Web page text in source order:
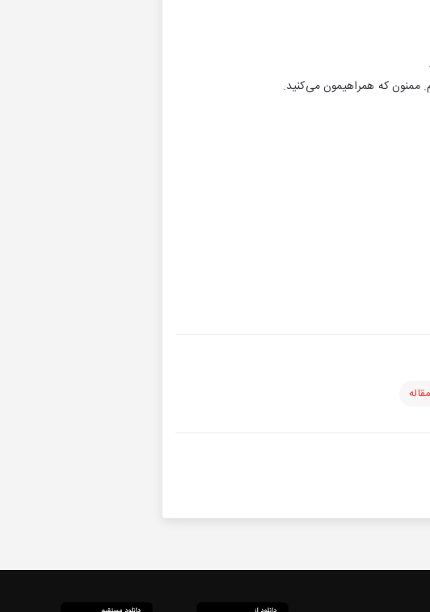
ممنون که همراهیمون می‌کنید.